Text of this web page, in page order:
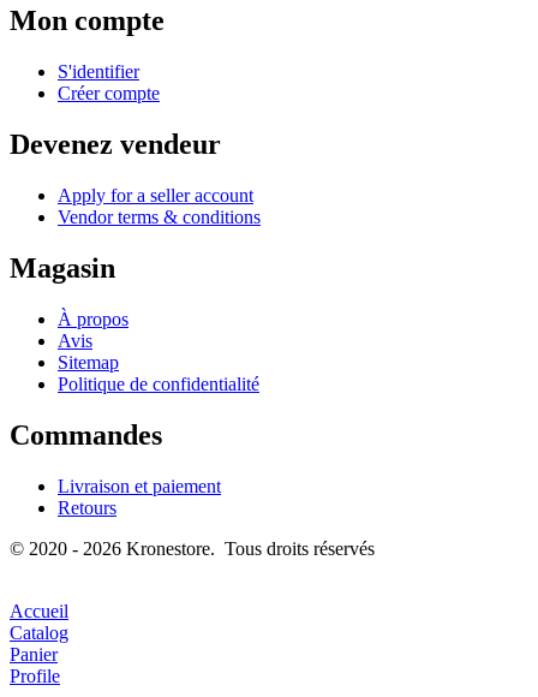
Mon compte
S'identifier
Créer compte
Devenez vendeur
Apply for a seller account
Vendor terms & conditions
Magasin
À propos
Avis
Sitemap
Politique de confidentialité
Commandes
Livraison et paiement
Retours
© 2020 - 2026 Kronestore. Tous droits réservés
Accueil
Catalog
Panier
Profile